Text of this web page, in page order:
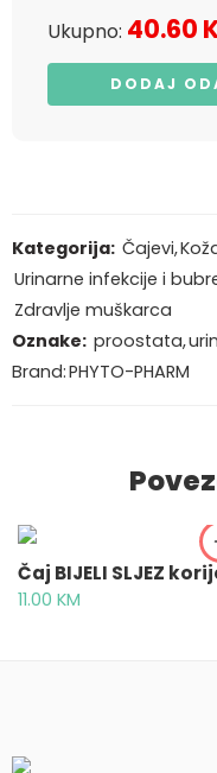
Ukupno: 40.60
DODAJ
Kategorija: Čajevi,
Urinarne infekcije i
Zdravlje muškarca
Oznake: proostata,
Brand:PHYTO-PHARM
11.00 KM